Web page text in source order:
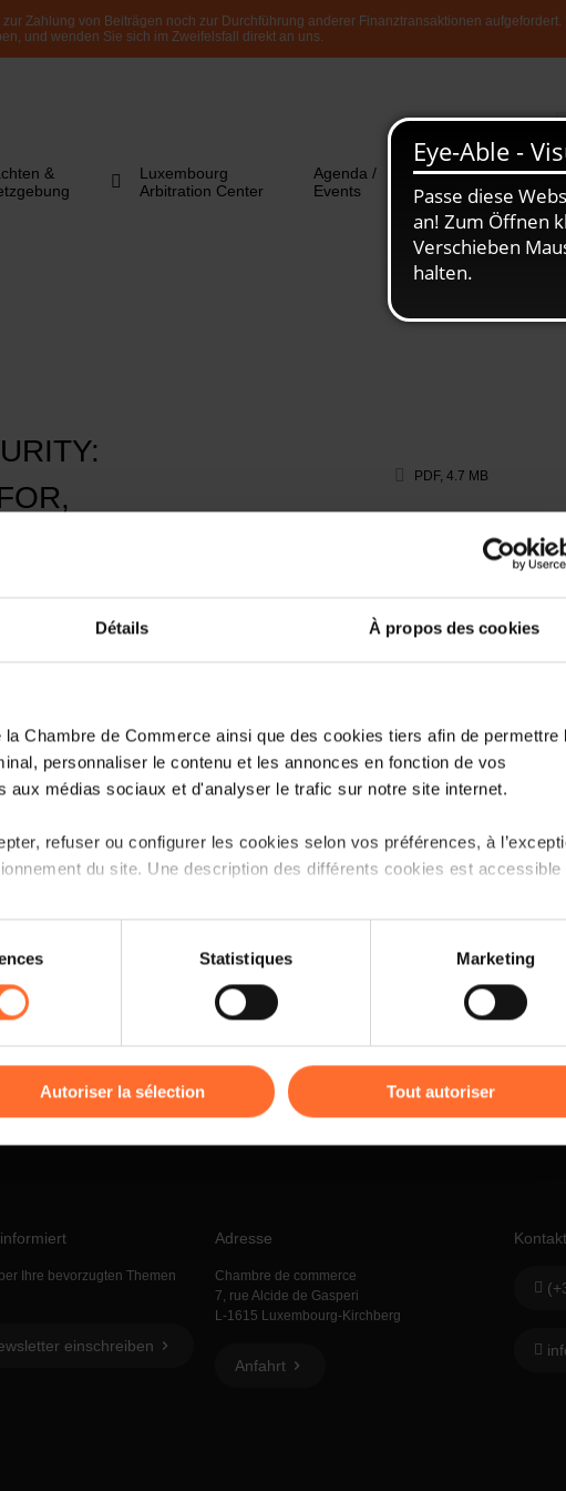
Détails À propos des cookies
Chambre de Commerce ainsi que des cookies tiers afin de permettre
personnaliser le contenu et les annonces en fonction de vos
aux médias sociaux et d'analyser le trafic sur notre site internet.
refuser ou configurer les cookies selon vos préférences, à
du site. Une description des différents cookies est accessible
fonctionnalités (ex : lecture de vidéos, partage sur les réseaux
vidéo, personnalisation de l’affichage du site) peuvent être affectées en
non nécessaires.
Statistiques Marketing
Autoriser la sélection Tout autoriser
Zahlung von Beiträgen noch zur Durchführung anderer Finanztransaktionen
und wenden Sie sich im Zweifelsfall direkt an uns.
&
Luxembourg
Arbitration Center
Agenda /
Events
News &
Publikationen
PDF, 4.7 MB
Ihre bevorzugten Themen
einschreiben
Adresse
Chambre de commerce
7, rue Alcide de Gasperi
L-1615 Luxembourg-Kirchberg
Anfahrt
Kontakt